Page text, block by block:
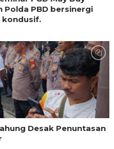
Polda PBD bersinergi
kondusif.
Desak Penuntasan